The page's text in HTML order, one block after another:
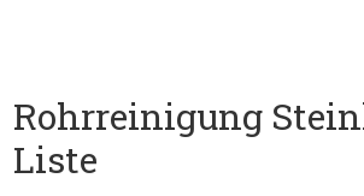
Rohrreinigung
Liste